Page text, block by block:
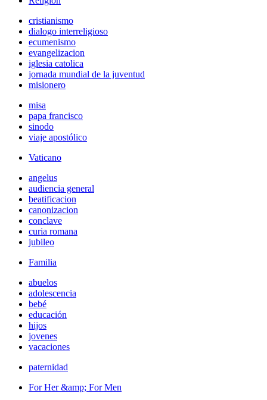
cristianismo
dialogo interreligioso
ecumenismo
evangelizacion
iglesia catolica
jornada mundial de la juventud
misionero
misa
papa francisco
sinodo
viaje apostólico
Vaticano
angelus
audiencia general
beatificacion
canonizacion
conclave
curia romana
jubileo
Familia
abuelos
adolescencia
bebé
educación
hijos
jovenes
vacaciones
paternidad
For Her &amp; For Men